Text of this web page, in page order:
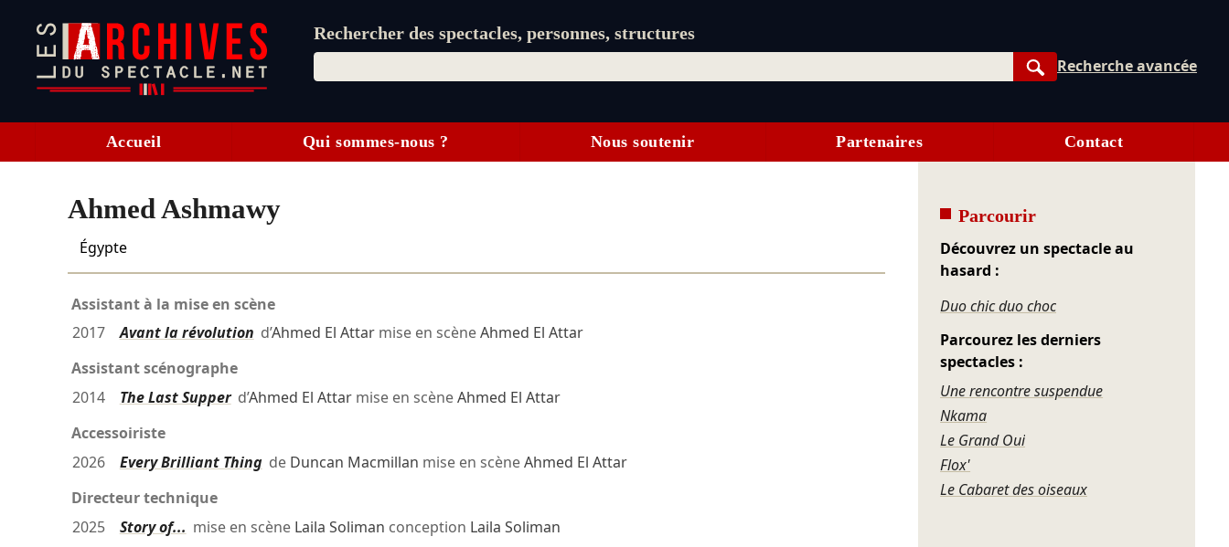
Rechercher des spectacles, personnes, structures
Rechercher
Recherche avancée
Accueil Qui sommes-nous ? Nous soutenir Partenaires Contact
Ahmed Ashmawy
Égypte
Assistant à la mise en scène
2017
Avant la révolution d’Ahmed El Attarmise en scèneAhmed El Attar
Assistant scénographe
2014
The Last Supperd’Ahmed El Attarmise en scèneAhmed El Attar
Accessoiriste
2026
Every Brilliant Thingde Duncan Macmillan mise en scèneAhmed El Attar
Directeur technique
2025
Story of... mise en scène Laila Soliman conception Laila Soliman
Parcourir
Découvrez un spectacle au
hasard :
Duo chic duo choc
Parcourez les derniers
spectacles :
Une rencontre suspendue
Nkama
Le Grand Oui
Flox'
Le Cabaret des oiseaux